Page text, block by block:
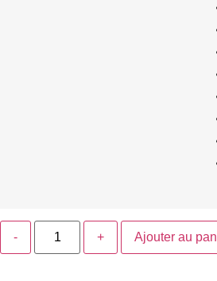
Quantité
Ajouter au